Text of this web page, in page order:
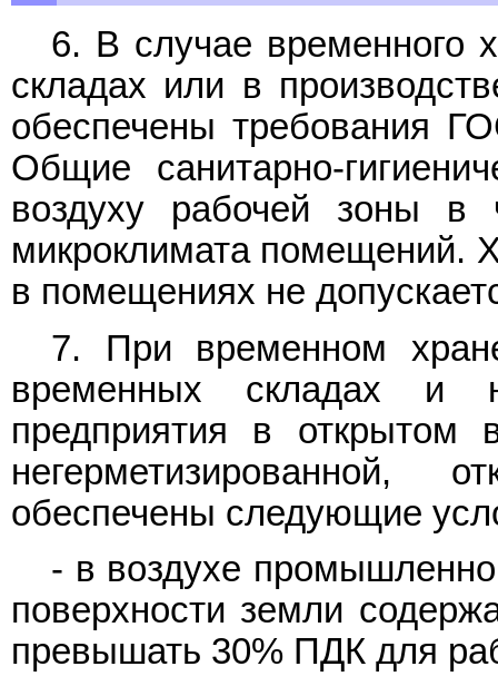
6. В случае временного
складах или в
обеспечены требования
Общие санитарно-
воздуху рабочей зоны
микроклимата помещений.
в помещениях не
7. При временном
временных складах и
предприятия в
обеспечены следующие
- в воздухе
поверхности земли
превышать 30% ПДК для